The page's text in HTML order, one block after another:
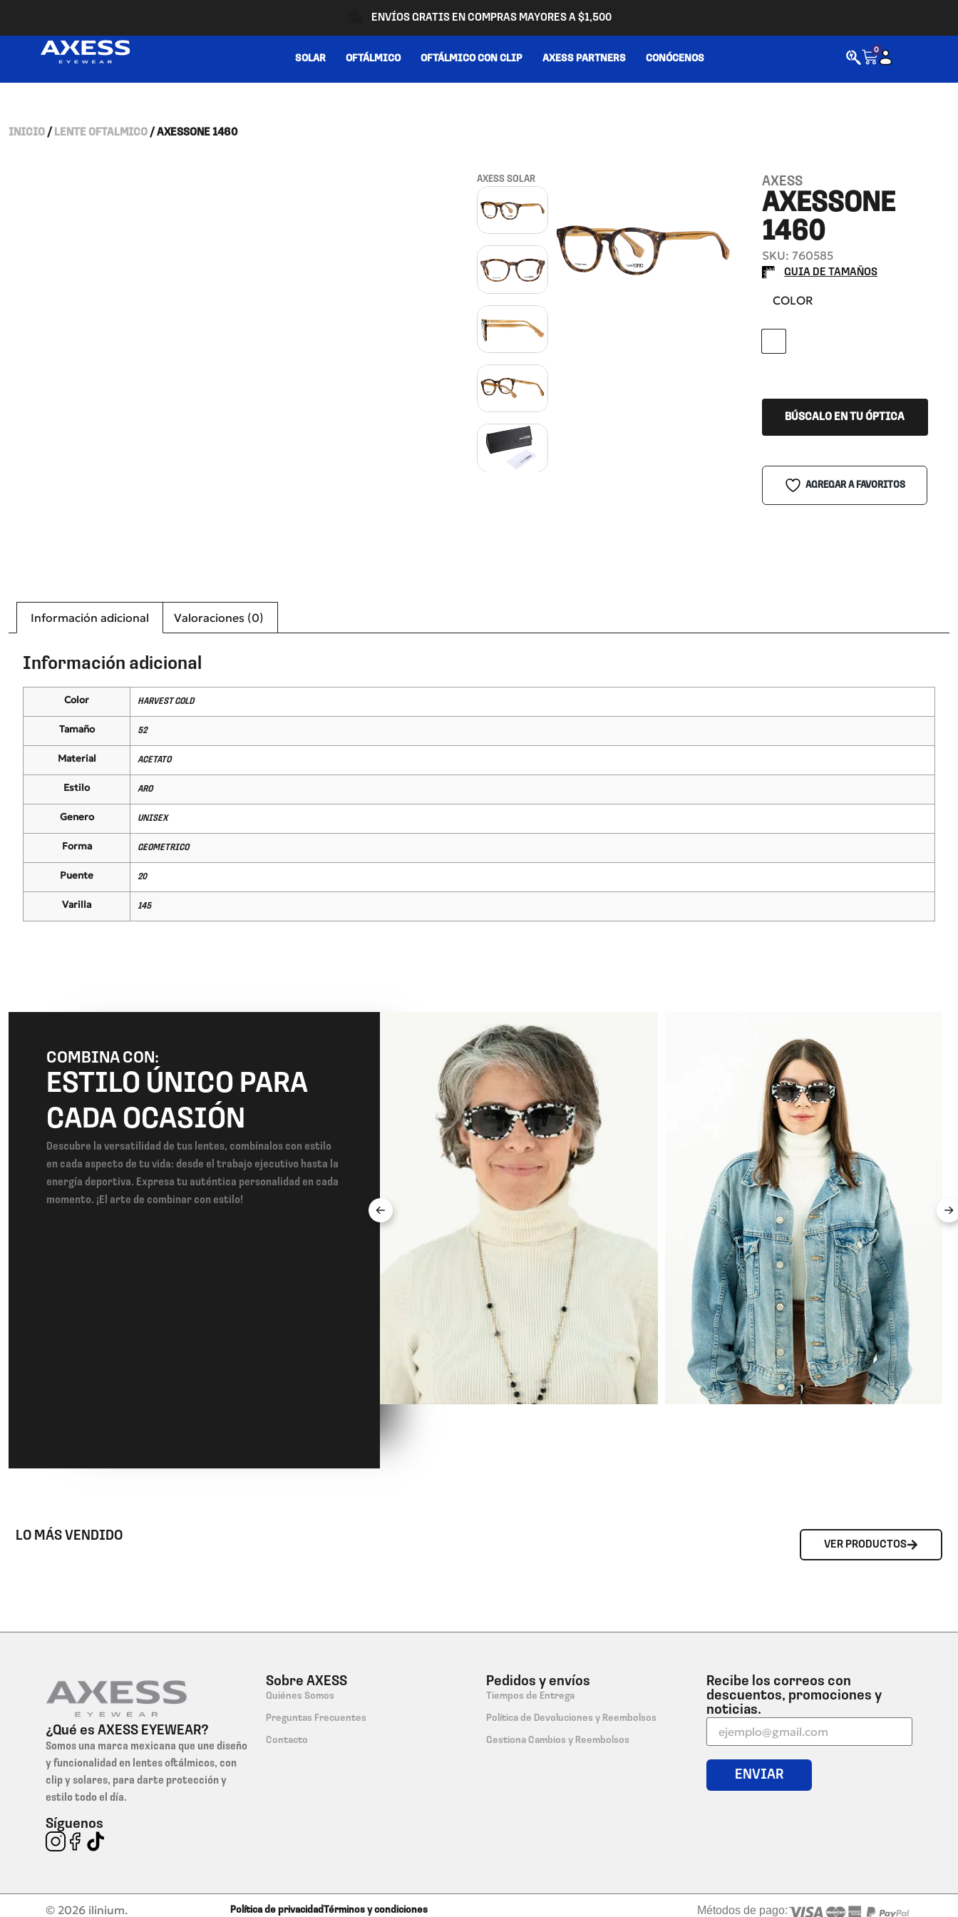
ENVÍOS GRATIS EN COMPRAS MAYORES A $1,500
SOLAR OFTÁLMICO OFTÁLMICO CON CLIP AXESS PARTNERS CONÓCENOS
0
INICIO / LENTE OFTALMICO / AXESSONE 1460
AXESS SOLAR AXESS
AXESSONE
1460
SKU: 760585
GUIA DE TAMAÑOS
COLOR
HARVEST GOLD
BÚSCALO EN TU ÓPTICA
AGREGAR A FAVORITOS
Información adicional Valoraciones (0)
Información adicional
Color HARVEST GOLD
Tamaño 52
Material ACETATO
Estilo ARO
Genero UNISEX
Forma GEOMETRICO
Puente 20
Varilla 145
COMBINA CON:
ESTILO ÚNICO PARA
CADA OCASIÓN
Descubre la versatilidad de tus lentes, combínalos con estilo
en cada aspecto de tu vida: desde el trabajo ejecutivo hasta la
energía deportiva. Expresa tu auténtica personalidad en cada
momento. ¡El arte de combinar con estilo!
LO MÁS VENDIDO
VER PRODUCTOS
¿Qué es AXESS EYEWEAR?
Somos una marca mexicana que une diseño
y funcionalidad en lentes oftálmicos, con
clip y solares, para darte protección y
estilo todo el día.
Síguenos
Sobre AXESS
Quiénes Somos
Preguntas Frecuentes
Contacto
Pedidos y envíos
Tiempos de Entrega
Política de Devoluciones y Reembolsos
Gestiona Cambios y Reembolsos
Recibe los correos con
descuentos, promociones y
noticias.
ENVIAR
© 2026 ilinium. Política de privacidadTérminos y condiciones Métodos de pago: